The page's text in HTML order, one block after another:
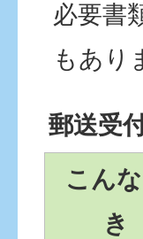
必要書
もあり
郵送受
こん
き